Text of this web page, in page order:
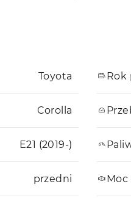
Toyota
Corolla
E21 (2019-)
przedni
Rok
Moc